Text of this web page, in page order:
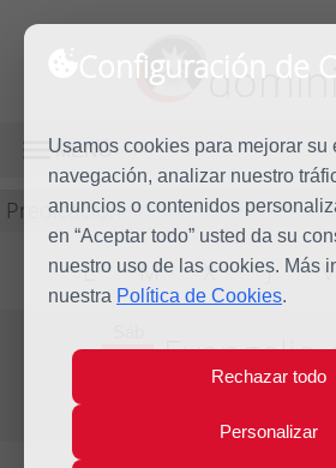
Configuración de
Usamos cookies para mejorar su
navegación, analizar nuestro
anuncios o contenidos
en “Aceptar todo” usted da su
nuestro uso de las cookies. Más
nuestra Política de Cookies.
Rechazar todo
Personalizar
MENÚ
Predicación
L M X J V
22 Evangelio